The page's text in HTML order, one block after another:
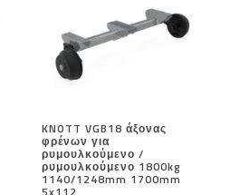
KNOTT VGB18 άξονας
φρένων για
ρυμουλκούμενο /
ρυμουλκούμενο 1800kg
1140/1248mm 1700mm